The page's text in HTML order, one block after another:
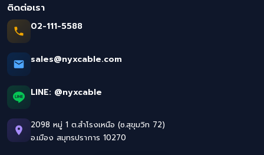
ติดต่อเรา
02-111-5588
sales@nyxcable.com
LINE: @nyxcable
2098 หมู่ 1 ต.สำโรงเหนือ (ซ.สุขุมวิท 72)
อ.เมือง สมุทรปราการ 10270